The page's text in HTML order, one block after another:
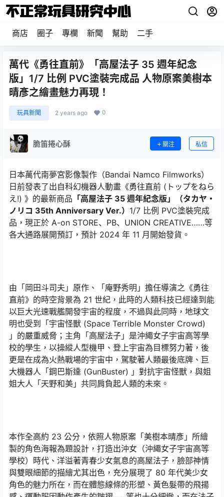
商店 圈子 專欄 新聞 幫助 二手
萬代《勇往直前》「高屋法子 35 週年紀念
版」1/7 比例 PVC塗裝完成品 人物原案美樹本
晴彥之繪畫魅力再現！
玩具新聞 2 years ago 0
脆笛捲心酥 關注 私信
日本萬代南夢宮影像製作（Bandai Namco Filmworks）
日前發表了出自科幻機器人動畫《勇往直前 (トップをねら
え!) 》的最新商品 「高屋法子 35 週年紀念版」（タカヤ・
ノリコ 35th Anniversary Ver.） 1/7 比例 PVC塗裝完成
品，現正於 A-on STORE、PB、UNION CREATIVE……等
各大通路展開預訂，預計 2024 年 11 月開始發貨。
由「岡田斗司夫」原作、「庵野秀明」擔任導演之《勇往
直前》的時空背景為 21 世紀，此時的人類科技已經達到能
以巨大光速戰艦開發宇宙的程度，不過與此同時，地球文
明也受到「宇宙怪獸 (Space Terrible Monster Crowd)
」的嚴重威脅；主角「高屋法子」是沖繩女子宇宙高等學
校的學生，以操縱人型機甲、登上宇宙為目標努力著，後
更是在成為火熱戰場的宇宙中，駕駛著人類最後底牌、巨
大機器人「鋼巴斯達 (GunBuster) 」對抗宇宙怪獸，與姐
姐大人「天野和美」共同肩負起人類的未來。
本作全高約 23 公分，依照人物原案「美樹本晴彥」所繪
製的角色海報為題設計，打造出沖女（沖繩女子宇宙高等
學校）時代、洋溢著青春少女氣息的高屋法子，臉部神情
與雙眼細節的描繪尤其出色，充分展現了 80 年代美少女
角色的魅力所在，而在體態線條的形塑、黃色髮帶的飛揚